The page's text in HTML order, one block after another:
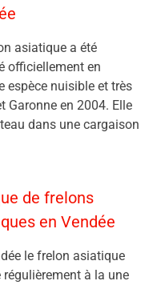
asiatique a été
officiellement en
espèce nuisible et très
Garonne en 2004. Elle
dans une cargaison
de frelons
en Vendée
le frelon asiatique
à la une